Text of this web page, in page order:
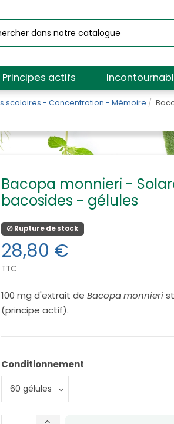
Principes actifs
scolaires - Concentration - Mémoire
Bacopa monnieri -
bacosides - gélules
Rupture de stock
28,80 €
TTC
100 mg d'extrait de Bacopa monnieri
(principe actif).
Conditionnement